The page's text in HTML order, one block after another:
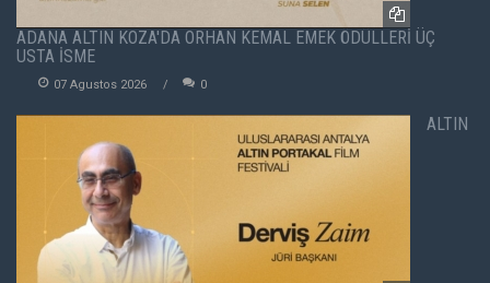
ADANA ALTIN KOZA'DA ORHAN KEMAL EMEK ÖDÜLLERİ ÜÇ
USTA İSME
07 Agustos 2026 0
ALTIN